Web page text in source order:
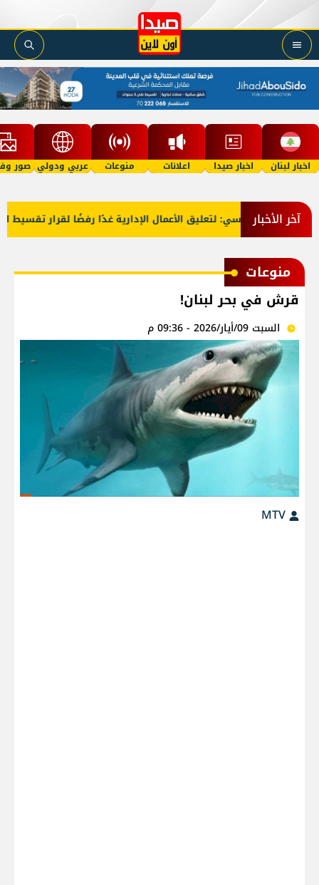
اخبار لبنان اخبار صيدا اعلانات منوعات عربي ودولي صور
آخر الأخبار
التعليم الأساسي: لتعليق الأعمال الإدارية غدًا رفضًا لقرار تقسيط
منوعات
قرش في بحر لبنان!
السبت 09/أيار/2026 - 09:36 م